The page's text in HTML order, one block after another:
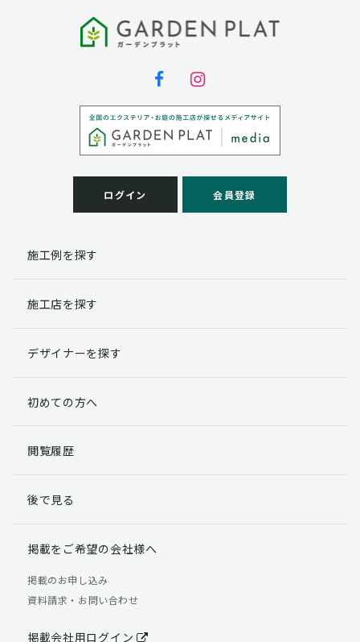
第三者への提供
弊社は法律で定められている場合を除いて、お客様の個
個人情報の取扱い業務の委託
弊社は事業運営上、お客様により良いサービスを提供す
るために業務の一部を外部に委託しており、業務委託先
客様には、貴殿の個人情報の利用目的の通知、開示、訂
理・機密保持などによりお客様の個人情報の漏洩防止に
個人情報提出の任意性
す。
らかじめご了承ください。
個人情報の開示請求について
る権利があります。
「個人情報の取り扱いについて」
【お問合せ先】 個人情報問合せ窓口
TEL：03-5411-7891（平日9:00 ～ 18:00）
ログイン 会員登録
施工例を探す
施工店を探す
デザイナーを探す
初めての方へ
閲覧履歴
後で見る
掲載をご希望の会社様へ
掲載のお申し込み
資料請求・お問い合わせ
掲載会社用ログイン